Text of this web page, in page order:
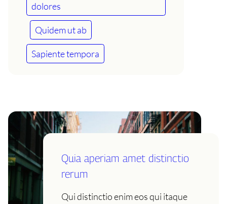
dolores
Quidem ut ab
Sapiente tempora
Quia aperiam amet distinctio
rerum
Qui distinctio enim eos qui itaque